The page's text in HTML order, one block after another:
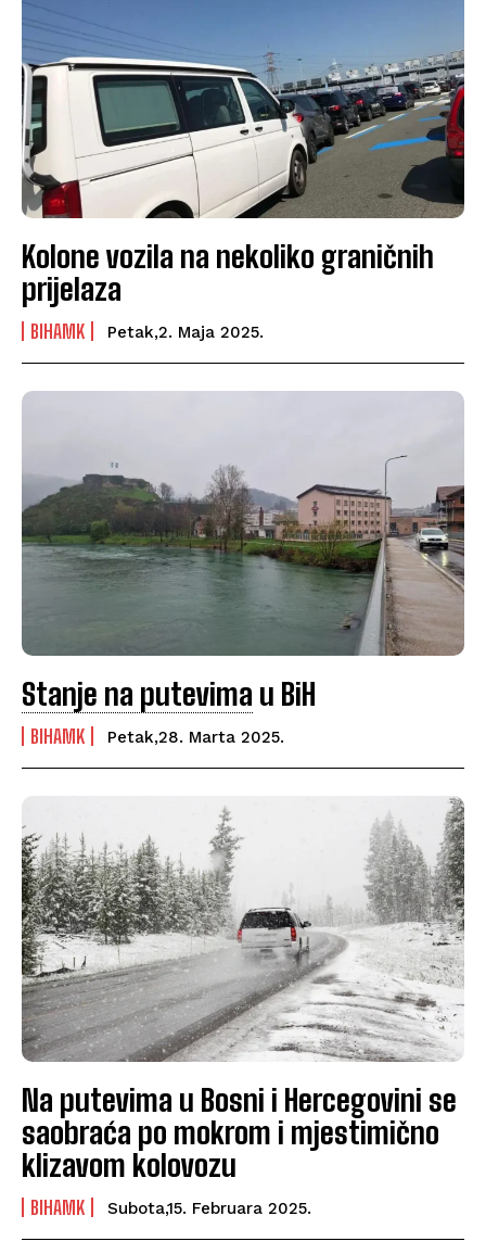
Kolone vozila na nekoliko graničnih
prijelaza
BIHAMK Petak,2. Maja 2025.
Stanje na putevima u BiH
BIHAMK Petak,28. Marta 2025.
Na putevima u Bosni i Hercegovini se
saobraća po mokrom i mjestimično
klizavom kolovozu
BIHAMK Subota,15. Februara 2025.